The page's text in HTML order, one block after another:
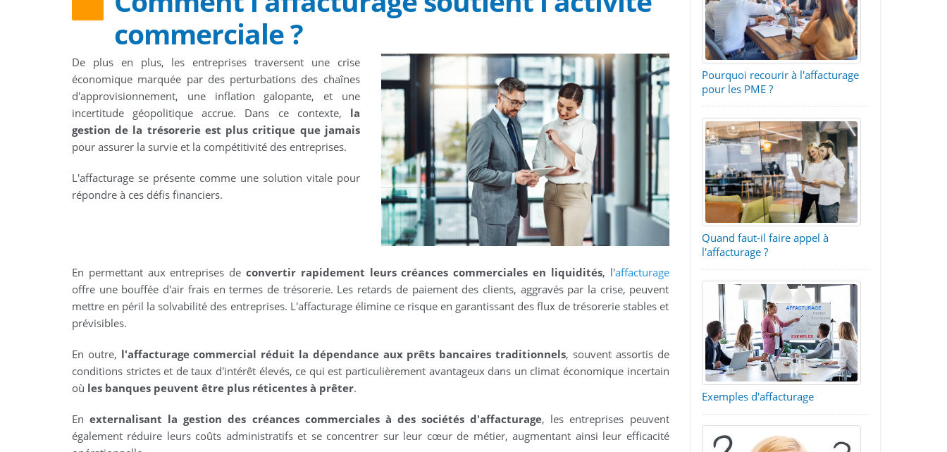
commerciale ?
De plus en plus, les entreprises traversent une crise
économique marquée par des perturbations des chaînes
d'approvisionnement, une inflation galopante, et une
incertitude géopolitique accrue. Dans ce contexte, la
gestion de la trésorerie est plus critique que jamais
pour assurer la survie et la compétitivité des entreprises.
L'affacturage se présente comme une solution vitale pour
répondre à ces défis financiers.
En permettant aux entreprises de convertir rapidement leurs créances commerciales en liquidités, l'affacturage
offre une bouffée d'air frais en termes de trésorerie. Les retards de paiement des clients, aggravés par la crise, peuvent
mettre en péril la solvabilité des entreprises. L'affacturage élimine ce risque en garantissant des flux de trésorerie stables et
prévisibles.
En outre, l'affacturage commercial réduit la dépendance aux prêts bancaires traditionnels, souvent assortis de
conditions strictes et de taux d'intérêt élevés, ce qui est particulièrement avantageux dans un climat économique incertain
où les banques peuvent être plus réticentes à prêter.
Enexternalisant la gestion des créances commerciales à des sociétés d'affacturage, les entreprises peuvent
également réduire leurs coûts administratifs et se concentrer sur leur cœur de métier, augmentant ainsi leur efficacité
Pourquoi recourir à l'affacturage
pour les PME ?
Quand faut-il faire appel à
l'affacturage ?
Exemples d'affacturage